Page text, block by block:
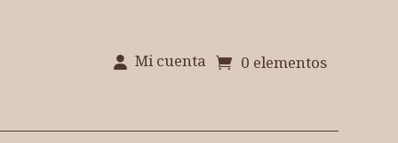
Mi cuenta 0 elementos